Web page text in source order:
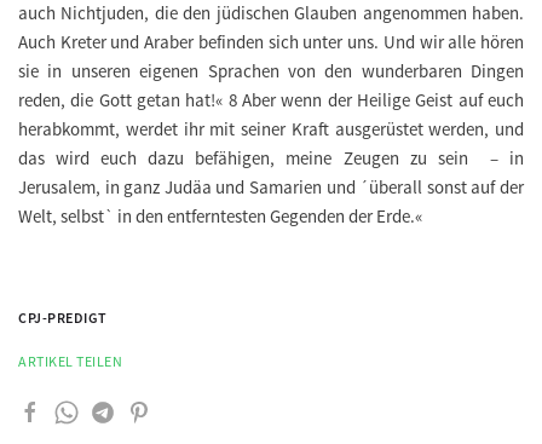
auch Nichtjuden, die den jüdischen Glauben angenommen haben.
Auch Kreter und Araber befinden sich unter uns. Und wir alle hören
sie in unseren eigenen Sprachen von den wunderbaren Dingen
reden, die Gott getan hat!« 8 Aber wenn der Heilige Geist auf euch
herabkommt, werdet ihr mit seiner Kraft ausgerüstet werden, und
das wird euch dazu befähigen, meine Zeugen zu sein – in
Jerusalem, in ganz Judäa und Samarien und ´überall sonst auf der
Welt, selbst` in den entferntesten Gegenden der Erde.«
CPJ-PREDIGT
ARTIKEL TEILEN